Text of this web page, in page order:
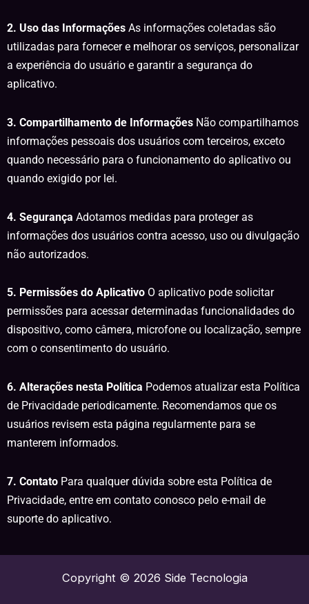
2. Uso das Informações As informações coletadas são
utilizadas para fornecer e melhorar os serviços, personalizar
a experiência do usuário e garantir a segurança do
aplicativo.
3. Compartilhamento de Informações Não compartilhamos
informações pessoais dos usuários com terceiros, exceto
quando necessário para o funcionamento do aplicativo ou
quando exigido por lei.
4. Segurança Adotamos medidas para proteger as
informações dos usuários contra acesso, uso ou divulgação
não autorizados.
5. Permissões do Aplicativo O aplicativo pode solicitar
permissões para acessar determinadas funcionalidades do
dispositivo, como câmera, microfone ou localização, sempre
com o consentimento do usuário.
6. Alterações nesta Política Podemos atualizar esta Política
de Privacidade periodicamente. Recomendamos que os
usuários revisem esta página regularmente para se
manterem informados.
7. Contato Para qualquer dúvida sobre esta Política de
Privacidade, entre em contato conosco pelo e-mail de
suporte do aplicativo.
Copyright © 2026 Side Tecnologia